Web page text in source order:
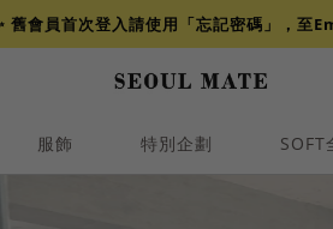
舊會員首次登入請使用「忘記密碼」，至
服飾 特別企劃 SOFT